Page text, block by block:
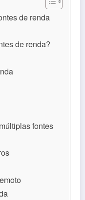
de renda
de renda?
fontes